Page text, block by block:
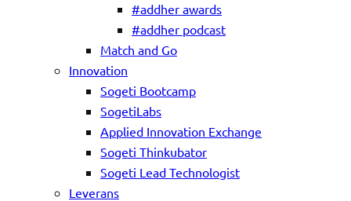
#addher awards
#addher podcast
Match and Go
Innovation
Sogeti Bootcamp
SogetiLabs
Applied Innovation Exchange
Sogeti Thinkubator
Sogeti Lead Technologist
Leverans